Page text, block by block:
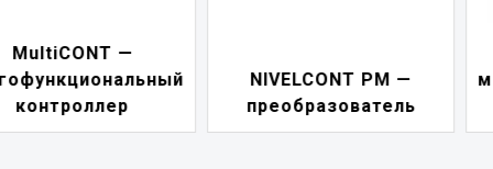
NIVELCONT PM —
преобразователь
переключатель